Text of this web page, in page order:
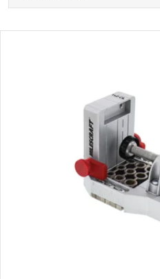
a